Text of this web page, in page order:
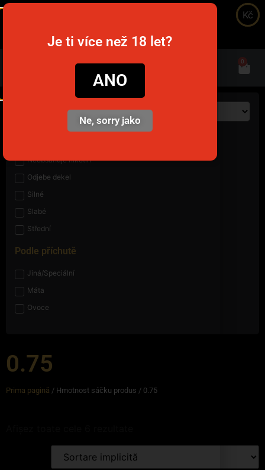
0
Neobsahuje nikotin
Odjebe dekel
Silné
Slabé
Střední
Podle příchutě
Jiná/Speciální
Máta
Ovoce
0.75
Prima pagină / Hmotnost sáčku produs / 0.75
Kč
Je ti více než 18 let?
ANO
Ne, sorry jako